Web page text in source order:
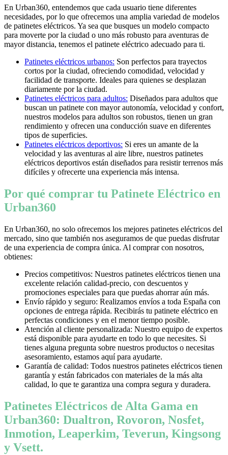
En Urban360, entendemos que cada usuario tiene diferentes
necesidades, por lo que ofrecemos una amplia variedad de modelos
de patinetes eléctricos. Ya sea que busques un modelo compacto
para moverte por la ciudad o uno más robusto para aventuras de
mayor distancia, tenemos el patinete eléctrico adecuado para ti.
Patinetes eléctricos urbanos: Son perfectos para trayectos
cortos por la ciudad, ofreciendo comodidad, velocidad y
facilidad de transporte. Ideales para quienes se desplazan
diariamente por la ciudad.
Patinetes eléctricos para adultos: Diseñados para adultos que
buscan un patinete con mayor autonomía, velocidad y confort,
nuestros modelos para adultos son robustos, tienen un gran
rendimiento y ofrecen una conducción suave en diferentes
tipos de superficies.
Patinetes eléctricos deportivos: Si eres un amante de la
velocidad y las aventuras al aire libre, nuestros patinetes
eléctricos deportivos están diseñados para resistir terrenos más
difíciles y ofrecerte una experiencia más intensa.
Por qué comprar tu Patinete Eléctrico en
Urban360
En Urban360, no solo ofrecemos los mejores patinetes eléctricos del
mercado, sino que también nos aseguramos de que puedas disfrutar
de una experiencia de compra única. Al comprar con nosotros,
obtienes:
Precios competitivos: Nuestros patinetes eléctricos tienen una
excelente relación calidad-precio, con descuentos y
promociones especiales para que puedas ahorrar aún más.
Envío rápido y seguro: Realizamos envíos a toda España con
opciones de entrega rápida. Recibirás tu patinete eléctrico en
perfectas condiciones y en el menor tiempo posible.
Atención al cliente personalizada: Nuestro equipo de expertos
está disponible para ayudarte en todo lo que necesites. Si
tienes alguna pregunta sobre nuestros productos o necesitas
asesoramiento, estamos aquí para ayudarte.
Garantía de calidad: Todos nuestros patinetes eléctricos tienen
garantía y están fabricados con materiales de la más alta
calidad, lo que te garantiza una compra segura y duradera.
Patinetes Eléctricos de Alta Gama en
Urban360: Dualtron, Rovoron, Nosfet,
Inmotion, Leaperkim, Teverun, Kingsong
y Vsett.